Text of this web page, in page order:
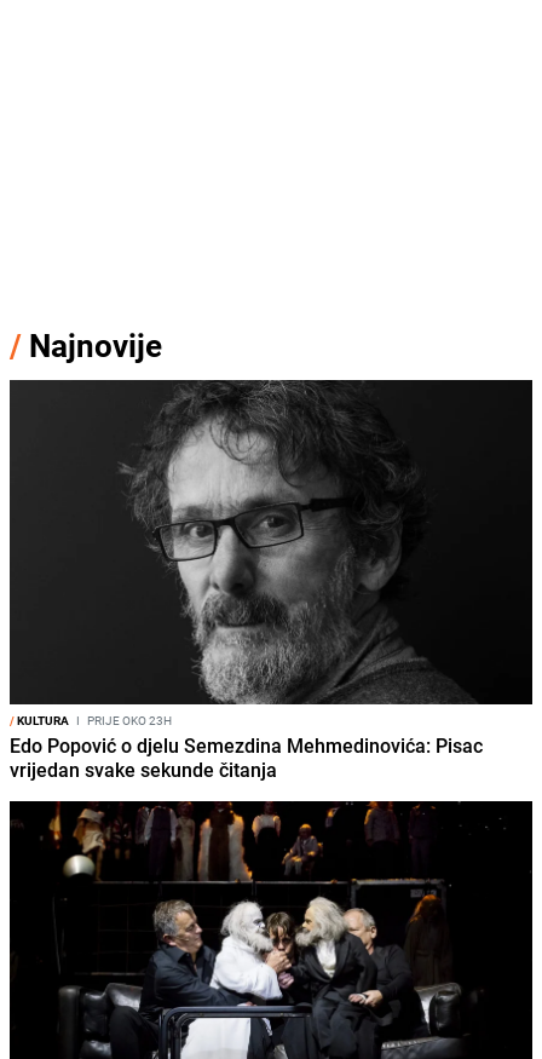
/ Najnovije
/KULTURA I PRIJE OKO 23H
Edo Popović o djelu Semezdina Mehmedinovića: Pisac
vrijedan svake sekunde čitanja